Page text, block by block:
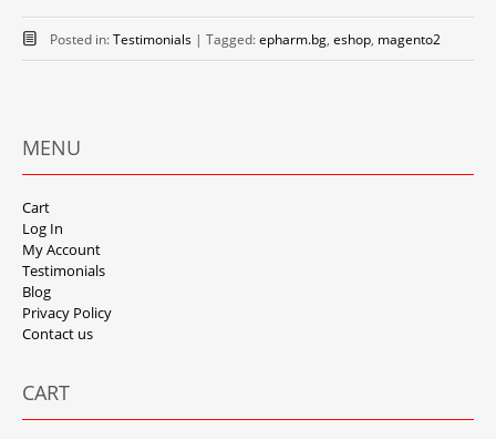
Posted in:Testimonials | Tagged:epharm.bg, eshop, magento2
MENU
Cart
Log In
My Account
Testimonials
Blog
Privacy Policy
Contact us
CART